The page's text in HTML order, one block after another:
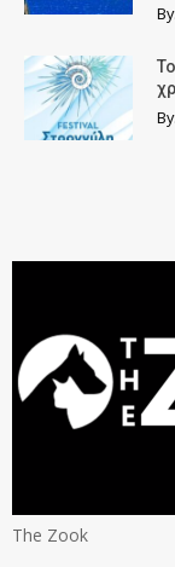
By:
By:
The Zook